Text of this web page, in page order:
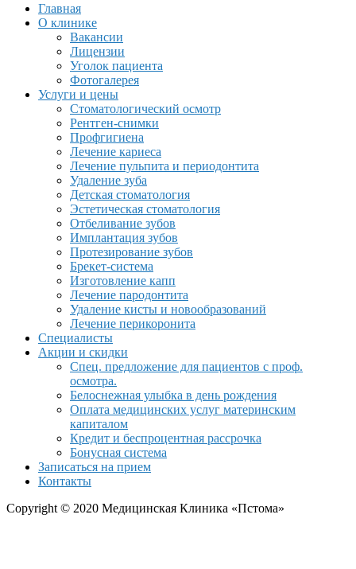
Главная
О клинике
Вакансии
Лицензии
Уголок пациента
Фотогалерея
Услуги и цены
Стоматологический осмотр
Рентген-снимки
Профгигиена
Лечение кариеса
Лечение пульпита и периодонтита
Удаление зуба
Детская стоматология
Эстетическая стоматология
Отбеливание зубов
Имплантация зубов
Протезирование зубов
Брекет-система
Изготовление капп
Лечение пародонтита
Удаление кисты и новообразований
Лечение перикоронита
Специалисты
Акции и скидки
Спец. предложение для пациентов с проф.
осмотра.
Белоснежная улыбка в день рождения
Оплата медицинских услуг материнским
капиталом
Кредит и беспроцентная рассрочка
Бонусная система
Записаться на прием
Контакты
Copyright © 2020 Медицинская Клиника «Пстома»